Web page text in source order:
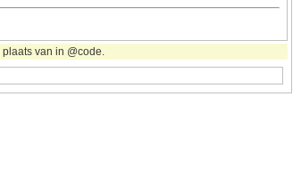
van in @code.